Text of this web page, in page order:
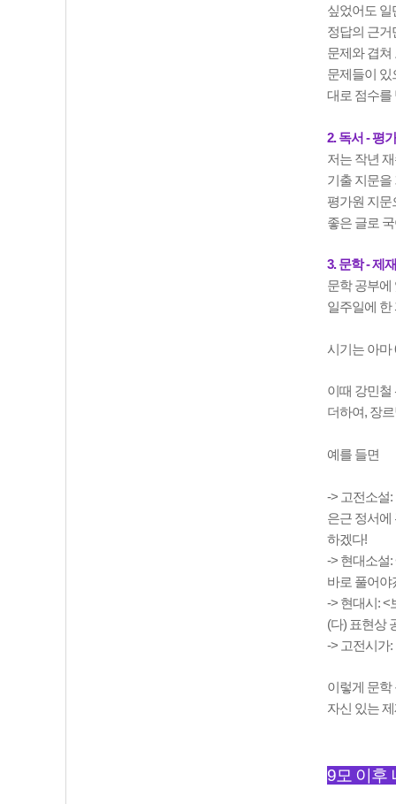
싶었어도 일
정답의 근거
문제와 겹쳐
문제들이 있
대로 점수를
2. 독서 - 평
저는 작년
기출 지문
평가원 지문
좋은 글로
3. 문학 - 제
문학 공부에
일주일에 한
시기는 아마
이때 강민철
더하여, 장
예를 들면
-> 고전소설
은근 정서에
하겠다!
-> 현대소설:
바로 풀어
-> 현대시: <
(다) 표현상
-> 고전시가
이렇게 문학
자신 있는
9모 이후